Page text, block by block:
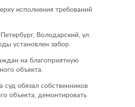
исполнения требований
Володарский, ул.
установлен забор.
на благоприятную
объекта.
обязал собственников
объекта, демонтировать